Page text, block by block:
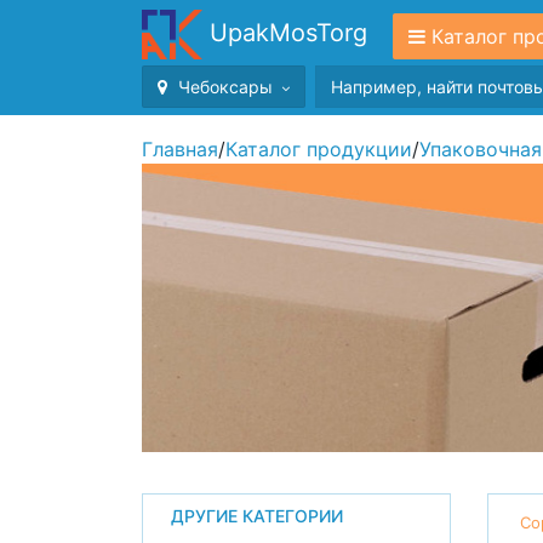
UpakMosTorg Каталог
Чебоксары
Главная/Каталог продукции/
ДРУГИЕ КАТЕГОРИИ